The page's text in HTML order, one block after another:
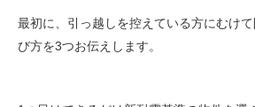
最初に、引っ越しを控えている方にむけ
び方を3つお伝えします。